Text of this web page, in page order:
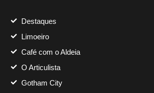
Destaques
Limoeiro
Café com o Aldeia
O Articulista
Gotham City